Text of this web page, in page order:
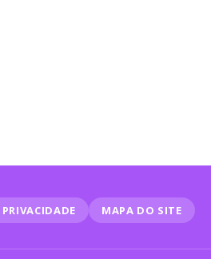
MAPA DO SITE